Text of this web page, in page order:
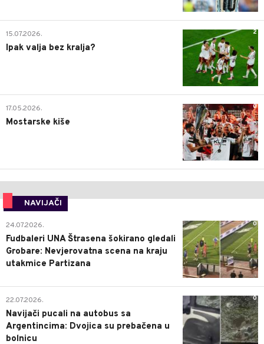
2
15.07.2026.
Ipak valja bez kralja?
0
17.05.2026.
Mostarske kiše
NAVIJAČI
0
24.07.2026.
Fudbaleri UNA Štrasena šokirano gledali
Grobare: Nevjerovatna scena na kraju
utakmice Partizana
0
22.07.2026.
Navijači pucali na autobus sa
Argentincima: Dvojica su prebačena u
bolnicu